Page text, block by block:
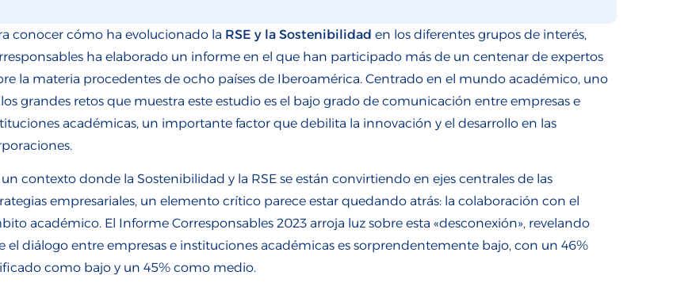
conocer cómo ha evolucionado la RSE y la Sostenibilidad en los diferentes grupos de interés,
ha elaborado un informe en el que han participado más de un centenar de expertos
la materia procedentes de ocho países de Iberoamérica. Centrado en el mundo académico, uno
grandes retos que muestra este estudio es el bajo grado de comunicación entre empresas e
académicas, un importante factor que debilita la innovación y el desarrollo en las
un contexto donde la Sostenibilidad y la RSE se están convirtiendo en ejes centrales de las
empresariales, un elemento crítico parece estar quedando atrás: la colaboración con el
académico. El Informe Corresponsables 2023 arroja luz sobre esta «desconexión», revelando
el diálogo entre empresas e instituciones académicas es sorprendentemente bajo, con un 46%
como bajo y un 45% como medio.